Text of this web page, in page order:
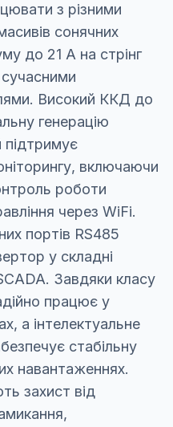
з різними
сонячних
до 21 А на стрінг
сучасними
Високий ККД до
генерацію
підтримує
включаючи
роботи
через WiFi.
портів RS485
у складні
Завдяки класу
працює у
а інтелектуальне
стабільну
навантаженнях.
захист від